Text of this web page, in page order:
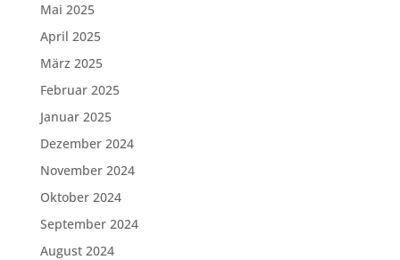
Mai 2025
April 2025
März 2025
Februar 2025
Januar 2025
Dezember 2024
November 2024
Oktober 2024
September 2024
August 2024